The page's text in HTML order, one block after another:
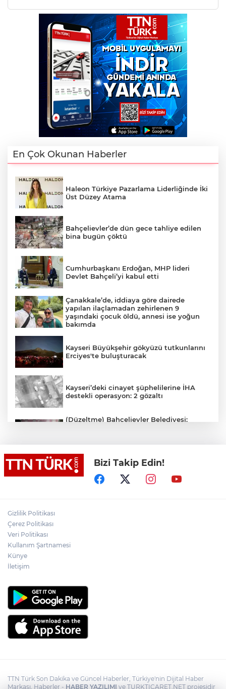
En Çok Okunan Haberler
Haleon Türkiye Pazarlama Liderliğinde İki
Üst Düzey Atama
Bahçelievler’de dün gece tahliye edilen
bina bugün çöktü
Cumhurbaşkanı Erdoğan, MHP lideri
Devlet Bahçeli’yi kabul etti
Çanakkale’de, iddiaya göre dairede
yapılan ilaçlamadan zehirlenen 9
yaşındaki çocuk öldü, annesi ise yoğun
bakımda
Kayseri Büyükşehir gökyüzü tutkunlarını
Erciyes'te buluşturacak
Kayseri’deki cinayet şüphelilerine İHA
destekli operasyon: 2 gözaltı
(Düzeltme) Bahçelievler Belediyesi:
bir can kaybı veya yaralanma
Adalet Bakanı Gürlek eski Özel Harekat
Başkanı Behçet Oktay’ın yakınlarını
Bakan Yumaklı: "İspanya’da
Bizi Takip Edin!
Gizlilik Politikası
Çerez Politikası
Veri Politikası
Kullanım Şartnamesi
Künye
İletişim
TTN Türk Son Dakika ve Güncel Haberler, Türkiye'nin Dijital Haber
Markası, Haberler - HABER YAZILIMI ve TURKTICARET.NET projesidir